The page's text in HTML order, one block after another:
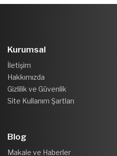
Kurumsal
İletişim
Hakkımızda
Gizlilik ve Güvenlik
Site Kullanım Şartları
Blog
Makale ve Haberler